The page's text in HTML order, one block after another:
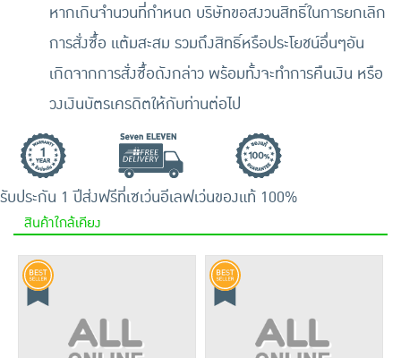
หากเกินจำนวนที่กำหนด บริษัทขอสงวนสิทธิ์ในการยกเลิก
การสั่งซื้อ แต้มสะสม รวมถึงสิทธิ์หรือประโยชน์อื่นๆอัน
เกิดจากการสั่งซื้อดังกล่าว พร้อมทั้งจะทำการคืนเงิน หรือ
วงเงินบัตรเครดิตให้กับท่านต่อไป
รับประกัน 1 ปีส่งฟรีที่เซเว่นอีเลฟเว่นของแท้ 100%
สินค้าใกล้เคียง